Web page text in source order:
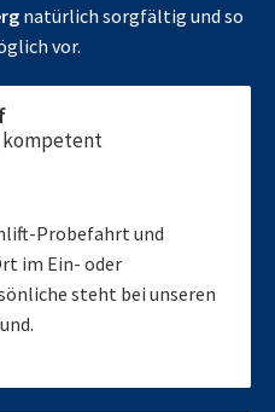
natürlich sorgfältig und so
vor.
kompetent
Probefahrt und
im Ein- oder
steht bei unseren